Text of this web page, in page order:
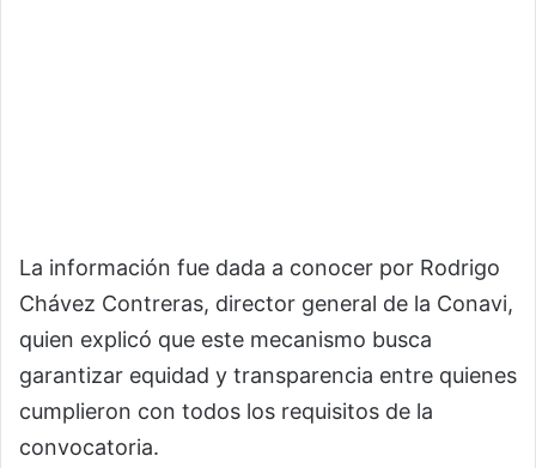
La información fue dada a conocer por Rodrigo
Chávez Contreras, director general de la Conavi,
quien explicó que este mecanismo busca
garantizar equidad y transparencia entre quienes
cumplieron con todos los requisitos de la
convocatoria.